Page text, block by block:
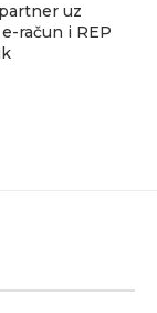
uz
račun i REP